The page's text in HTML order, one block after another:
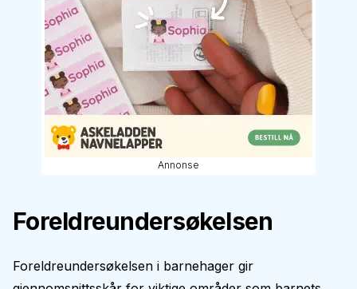
Annonse
Foreldreundersøkelsen
Foreldreundersøkelsen i barnehager gir